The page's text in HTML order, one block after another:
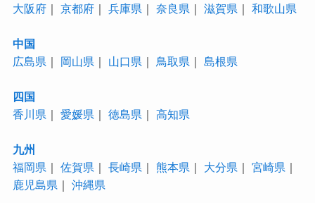
大阪府｜ 京都府｜ 兵庫県 ｜ 奈良県 ｜ 滋賀県 ｜ 和歌山県
中国
広島県 ｜ 岡山県 ｜ 山口県 ｜ 鳥取県 ｜ 島根県
四国
香川県 ｜ 愛媛県 ｜ 徳島県 ｜ 高知県
九州
福岡県 ｜ 佐賀県 ｜ 長崎県 ｜ 熊本県 ｜ 大分県 ｜ 宮崎県 ｜
鹿児島県 ｜ 沖縄県